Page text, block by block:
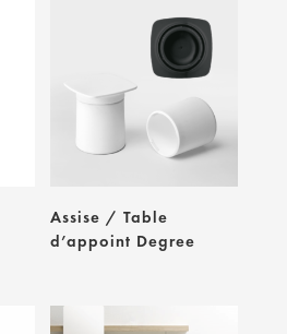
Assise / Table
d’appoint Degree